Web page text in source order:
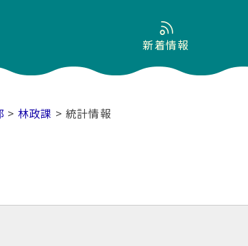
新着情報
> 林政課 > 統計情報